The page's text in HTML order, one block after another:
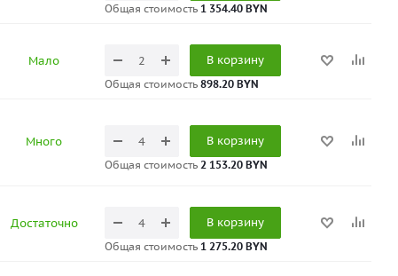
Общая стоимость 1 354.40 BYN
Мало В корзину
Общая стоимость 898.20 BYN
Много В корзину
Общая стоимость 2 153.20 BYN
Достаточно В корзину
Общая стоимость 1 275.20 BYN